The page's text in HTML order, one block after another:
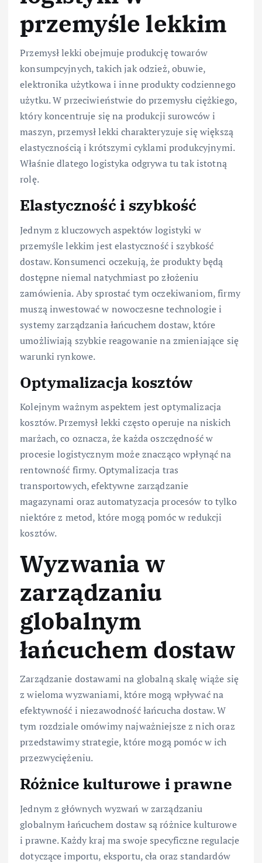
przemyśle lekkim
Przemysł lekki obejmuje produkcję towarów
konsumpcyjnych, takich jak odzież, obuwie,
elektronika użytkowa i inne produkty codziennego
użytku. W przeciwieństwie do przemysłu ciężkiego,
który koncentruje się na produkcji surowców i
maszyn, przemysł lekki charakteryzuje się większą
elastycznością i krótszymi cyklami produkcyjnymi.
Właśnie dlatego logistyka odgrywa tu tak istotną
rolę.
Elastyczność i szybkość
Jednym z kluczowych aspektów logistyki w
przemyśle lekkim jest elastyczność i szybkość
dostaw. Konsumenci oczekują, że produkty będą
dostępne niemal natychmiast po złożeniu
zamówienia. Aby sprostać tym oczekiwaniom, firmy
muszą inwestować w nowoczesne technologie i
systemy zarządzania łańcuchem dostaw, które
umożliwiają szybkie reagowanie na zmieniające się
warunki rynkowe.
Optymalizacja kosztów
Kolejnym ważnym aspektem jest optymalizacja
kosztów. Przemysł lekki często operuje na niskich
marżach, co oznacza, że każda oszczędność w
procesie logistycznym może znacząco wpłynąć na
rentowność firmy. Optymalizacja tras
transportowych, efektywne zarządzanie
magazynami oraz automatyzacja procesów to tylko
niektóre z metod, które mogą pomóc w redukcji
kosztów.
Wyzwania w
zarządzaniu
globalnym
łańcuchem dostaw
Zarządzanie dostawami na globalną skalę wiąże się
z wieloma wyzwaniami, które mogą wpływać na
efektywność i niezawodność łańcucha dostaw. W
tym rozdziale omówimy najważniejsze z nich oraz
przedstawimy strategie, które mogą pomóc w ich
przezwyciężeniu.
Różnice kulturowe i prawne
Jednym z głównych wyzwań w zarządzaniu
globalnym łańcuchem dostaw są różnice kulturowe
i prawne. Każdy kraj ma swoje specyficzne regulacje
dotyczące importu, eksportu, cła oraz standardów